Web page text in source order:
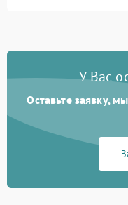
Появление запаха гари
Проблемы с
Поломка системы
охлаждения
Не работают сенсорные
У Вас
Оставьте заявку,